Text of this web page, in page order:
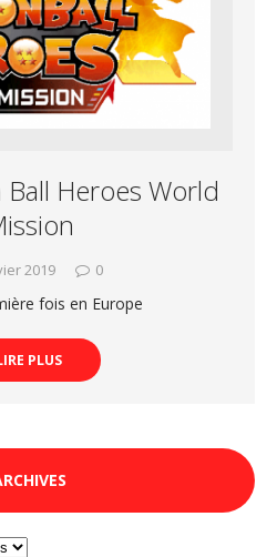
Heroes World
2019 0
fois en Europe
PLUS